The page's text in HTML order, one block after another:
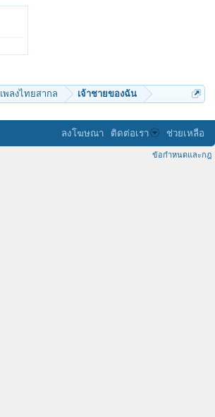
เพลงไทยสากล เจ้าชายของฉัน
ลงโฆษณา ติดต่อเรา ช่วยเหลือ
ข้อกำหนดและกฎ